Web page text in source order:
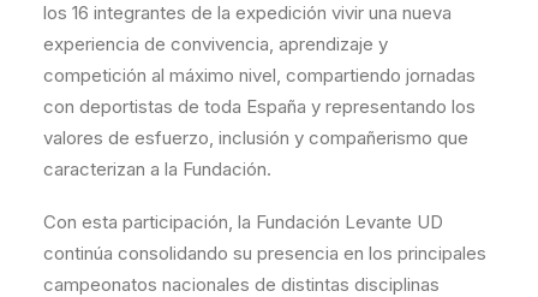
los 16 integrantes de la expedición vivir una nueva
experiencia de convivencia, aprendizaje y
competición al máximo nivel, compartiendo jornadas
con deportistas de toda España y representando los
valores de esfuerzo, inclusión y compañerismo que
caracterizan a la Fundación.
Con esta participación, la Fundación Levante UD
continúa consolidando su presencia en los principales
campeonatos nacionales de distintas disciplinas